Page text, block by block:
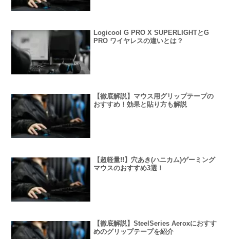
Logicool G PRO X SUPERLIGHTとG
PRO ワイヤレスの違いとは？
【徹底解説】マウス用グリップテープの
おすすめ！効果と貼り方も解説
【超軽量!!】穴あき(ハニカム)ゲーミング
マウスのおすすめ3選！
【徹底解説】SteelSeries Aeroxにおすす
めのグリップテープを紹介